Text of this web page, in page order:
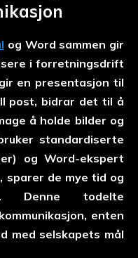
og Word sammen gir
i forretningsdrift
en presentasjon til
post, bidrar det til å
å holde bilder og
standardiserte
og Word-ekspert
de mye tid og
Denne todelte
enten
med selskapets mål